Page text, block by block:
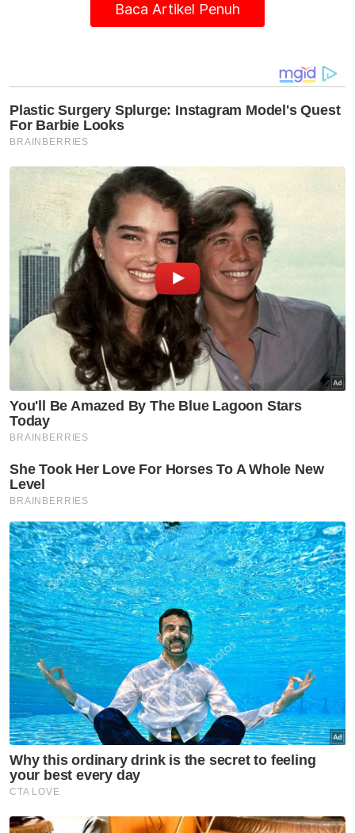
Artikel Berkaitan:
Guru bola jaring disyaki pukul murid direman tiga hari
Guru ditahan didakwa pukul murid tak pandai main
bola jaring
Muat turun aplikasi Sinar Harian.
Guru
KPM
Pukul
Jenayah
Artikel Disyorkan
Harap pengumuman PM fokus
Baca Artikel Penuh